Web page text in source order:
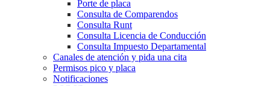
Porte de placa
Consulta de Comparendos
Consulta Runt
Consulta Licencia de Conducción
Consulta Impuesto Departamental
Canales de atención y pida una cita
Permisos pico y placa
Notificaciones